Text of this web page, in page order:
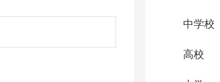
中学校
高校